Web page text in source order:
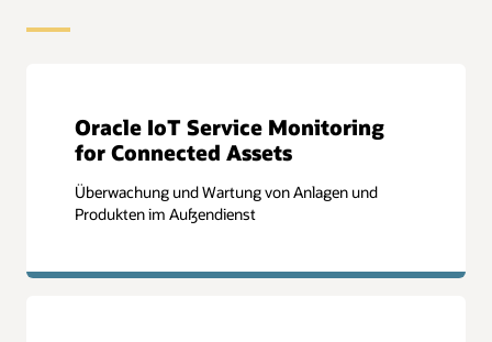
Oracle IoT Service Monitoring
for Connected Assets
Überwachung und Wartung von Anlagen und
Produkten im Außendienst